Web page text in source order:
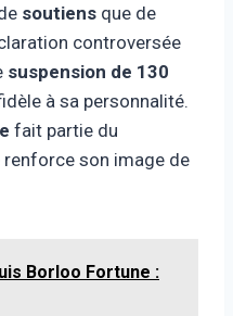
soutiens que de
controversée
suspension de 130
à sa personnalité.
fait partie du
son image de
Borloo Fortune :